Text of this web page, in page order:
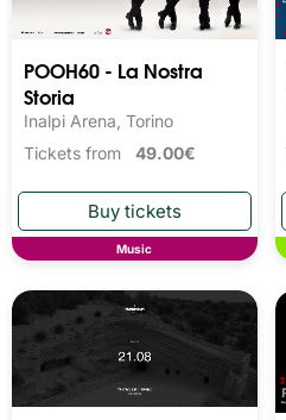
POOH60 - La Nostra
Storia
Inalpi Arena, Torino
Tickets from 49.00€
Music